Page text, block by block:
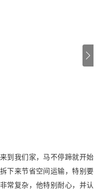
到我们家，马不停蹄就开始
下来节省空间运输，特别要
常复杂，他特别耐心，并认